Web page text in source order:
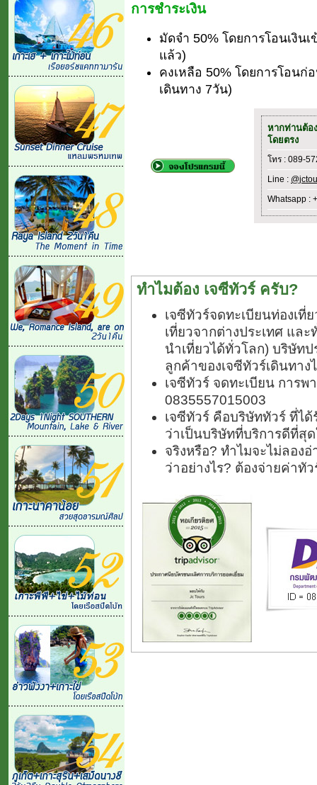
การชำระเงิน
มัดจำ 50% โดยการโอนเงิน
แล้ว)
คงเหลือ 50% โดยการโอน
เดินทาง 7วัน)
หากท่านต้อ
โดยตรง
โทร : 089-
Line :
Whatsapp :
ทำไมต้อง เจซีทัวร์ ครับ?
เจซีทัวร์จดทะเบียนท่องเที่
เที่ยวจากต่างประเทศ แล
นำเที่ยวได้ทั่วโลก) บริษัท
ลูกค้าของเจซีทัวร์เดินทาง
เจซีทัวร์ จดทะเบียน การ
0835557015003
เจซีทัวร์ คือบริษัททัวร์ ที่ไ
ว่าเป็นบริษัทที่บริการดีที่สุ
จริงหรือ? ทำไมจะไม่ลอง
ว่าอย่างไร? ต้องจ่ายค่าทั